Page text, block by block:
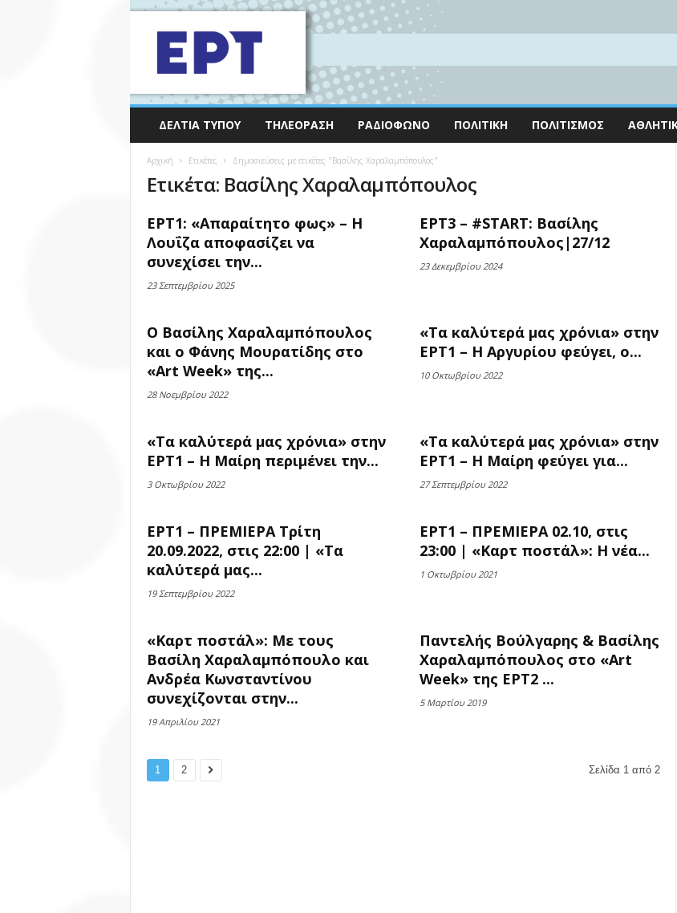
ΔΕΛΤΊΑ ΤΎΠΟΥ ΤΗΛΕΌΡΑΣΗ ΡΑΔΙΌΦΩΝΟ ΠΟΛΙΤΙΚΉ ΠΟΛΙΤΙΣΜΌΣ
Αρχική Ετικέτες Δημοσιεύσεις με ετικέτες "Βασίλης Χαραλαμπόπουλος"
Ετικέτα: Βασίλης Χαραλαμπόπουλος
ΕΡΤ1: «Απαραίτητο φως» – Η
Λουΐζα αποφασίζει να
συνεχίσει την...
23 Σεπτεμβρίου 2025
ΕΡΤ3 – #START: Βασίλης
Χαραλαμπόπουλος|27/12
23 Δεκεμβρίου 2024
Ο Βασίλης Χαραλαμπόπουλος
και ο Φάνης Μουρατίδης στο
«Art Week» της...
28 Νοεμβρίου 2022
«Τα καλύτερά μας χρόνια» στην
ΕΡΤ1 – Η Αργυρίου φεύγει, ο...
10 Οκτωβρίου 2022
«Τα καλύτερά μας χρόνια» στην
ΕΡΤ1 – Η Μαίρη περιμένει την...
3 Οκτωβρίου 2022
«Τα καλύτερά μας χρόνια» στην
ΕΡΤ1 – Η Μαίρη φεύγει για...
27 Σεπτεμβρίου 2022
ΕΡΤ1 – ΠΡΕΜΙΕΡΑ Τρίτη
20.09.2022, στις 22:00 | «Τα
καλύτερά μας...
19 Σεπτεμβρίου 2022
ΕΡΤ1 – ΠΡΕΜΙΕΡΑ 02.10, στις
23:00 | «Καρτ ποστάλ»: Η νέα...
1 Οκτωβρίου 2021
«Καρτ ποστάλ»: Με τους
Βασίλη Χαραλαμπόπουλο και
Ανδρέα Κωνσταντίνου
συνεχίζονται στην...
19 Απριλίου 2021
Παντελής Βούλγαρης & Βασίλης
Χαραλαμπόπουλος στο «Art
Week» της ΕΡΤ2 ...
5 Μαρτίου 2019
1 2 Σελίδα 1 από 2